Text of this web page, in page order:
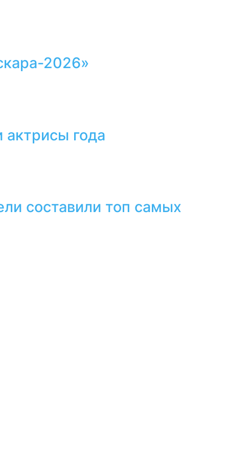
2026»
года
составили топ самых